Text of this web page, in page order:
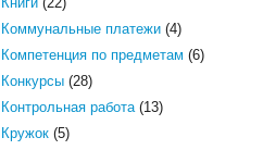
Коммунальные платежи(4)
Компетенция по предметам (6)
Конкурсы(28)
Контрольная работа(13)
Кружок(5)